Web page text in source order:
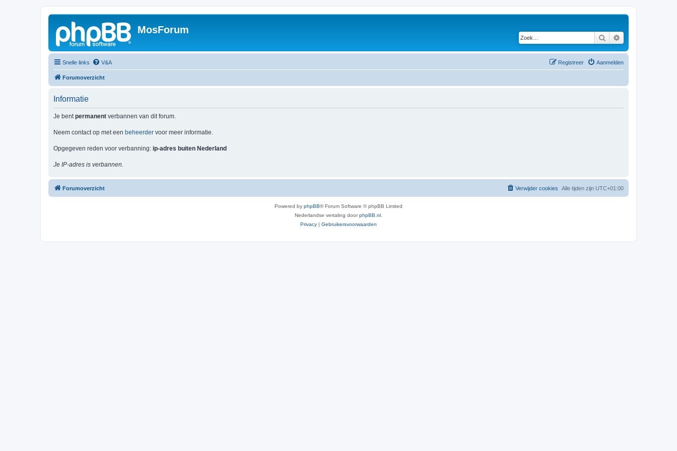
MosForum
Zoek
Snelle links V&A Aanmelden
Registreer
Forumoverzicht
Informatie
Je bentpermanent verbannen van dit forum.
Neem contact op met een beheerder voor meer informatie.
Opgegeven reden voor verbanning: ip-adres buiten Nederland
Je IP-adres is verbannen.
Forumoverzicht Alle tijden zijn UTC+01:00
Verwijder cookies
Powered by phpBB® Forum Software © phpBB Limited
Nederlandse vertaling doorphpBB.nl
Privacy | Gebruikersvoorwaarden